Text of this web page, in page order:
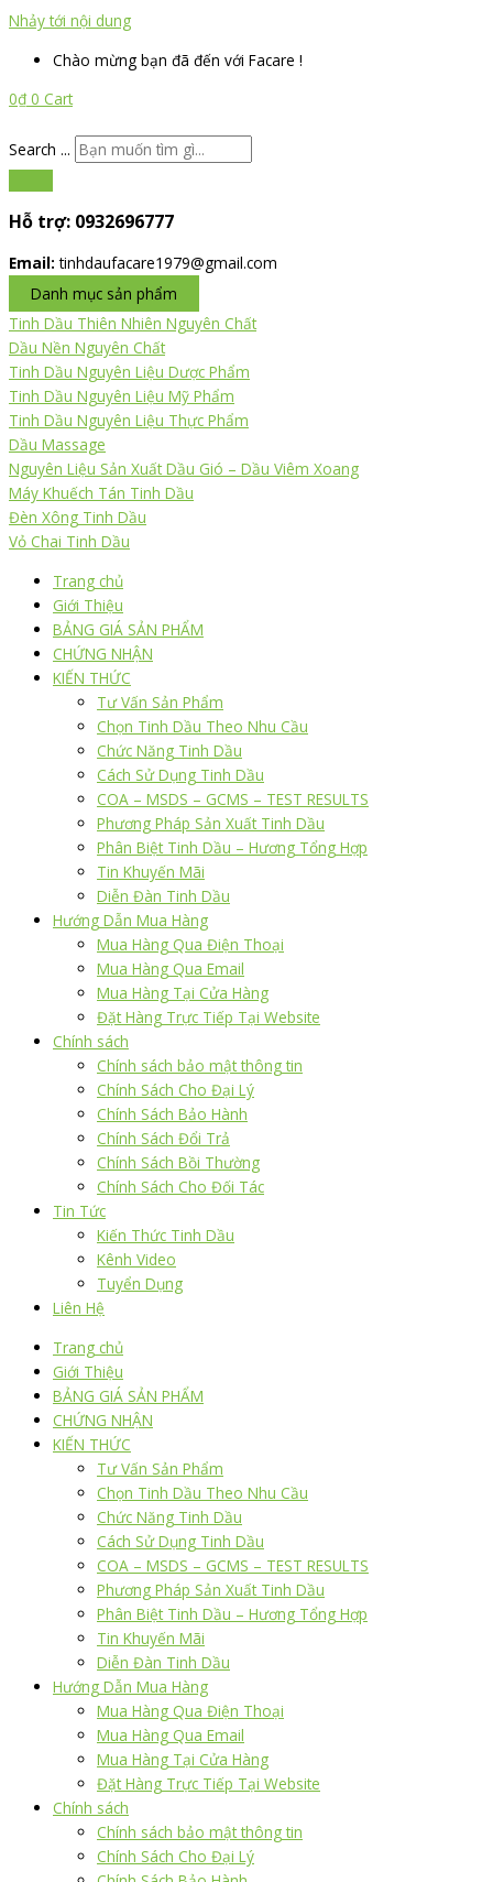
Nhảy tới nội dung
Chào mừng bạn đã đến với Facare !
0₫ 0 Cart
Search ...
Hỗ trợ: 0932696777
Email:tinhdaufacare1979@gmail.com
Danh mục sản phẩm
Tinh Dầu Thiên Nhiên Nguyên Chất
Dầu Nền Nguyên Chất
Tinh Dầu Nguyên Liệu Dược Phẩm
Tinh Dầu Nguyên Liệu Mỹ Phẩm
Tinh Dầu Nguyên Liệu Thực Phẩm
Dầu Massage
Nguyên Liệu Sản Xuất Dầu Gió – Dầu Viêm Xoang
Máy Khuếch Tán Tinh Dầu
Đèn Xông Tinh Dầu
Vỏ Chai Tinh Dầu
Trang chủ
Giới Thiệu
BẢNG GIÁ SẢN PHẨM
CHỨNG NHẬN
KIẾN THỨC
Tư Vấn Sản Phẩm
Chọn Tinh Dầu Theo Nhu Cầu
Chức Năng Tinh Dầu
Cách Sử Dụng Tinh Dầu
COA – MSDS – GCMS – TEST RESULTS
Phương Pháp Sản Xuất Tinh Dầu
Phân Biệt Tinh Dầu – Hương Tổng Hợp
Tin Khuyến Mãi
Diễn Đàn Tinh Dầu
Hướng Dẫn Mua Hàng
Mua Hàng Qua Điện Thoại
Mua Hàng Qua Email
Mua Hàng Tại Cửa Hàng
Đặt Hàng Trực Tiếp Tại Website
Chính sách
Chính sách bảo mật thông tin
Chính Sách Cho Đại Lý
Chính Sách Bảo Hành
Chính Sách Đổi Trả
Chính Sách Bồi Thường
Chính Sách Cho Đối Tác
Tin Tức
Kiến Thức Tinh Dầu
Kênh Video
Tuyển Dụng
Liên Hệ
Trang chủ
Giới Thiệu
BẢNG GIÁ SẢN PHẨM
CHỨNG NHẬN
KIẾN THỨC
Tư Vấn Sản Phẩm
Chọn Tinh Dầu Theo Nhu Cầu
Chức Năng Tinh Dầu
Cách Sử Dụng Tinh Dầu
COA – MSDS – GCMS – TEST RESULTS
Phương Pháp Sản Xuất Tinh Dầu
Phân Biệt Tinh Dầu – Hương Tổng Hợp
Tin Khuyến Mãi
Diễn Đàn Tinh Dầu
Hướng Dẫn Mua Hàng
Mua Hàng Qua Điện Thoại
Mua Hàng Qua Email
Mua Hàng Tại Cửa Hàng
Đặt Hàng Trực Tiếp Tại Website
Chính sách
Chính sách bảo mật thông tin
Chính Sách Cho Đại Lý